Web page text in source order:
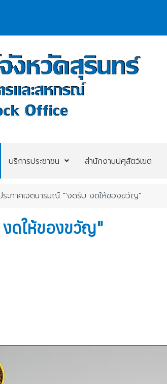
บริการประชาชน สำนักงานปศุสัตว์เขต
ะกาศเจตนารมณ์ "'งดรับ งดให้ของขวัญ"
ดให้ของขวัญ"